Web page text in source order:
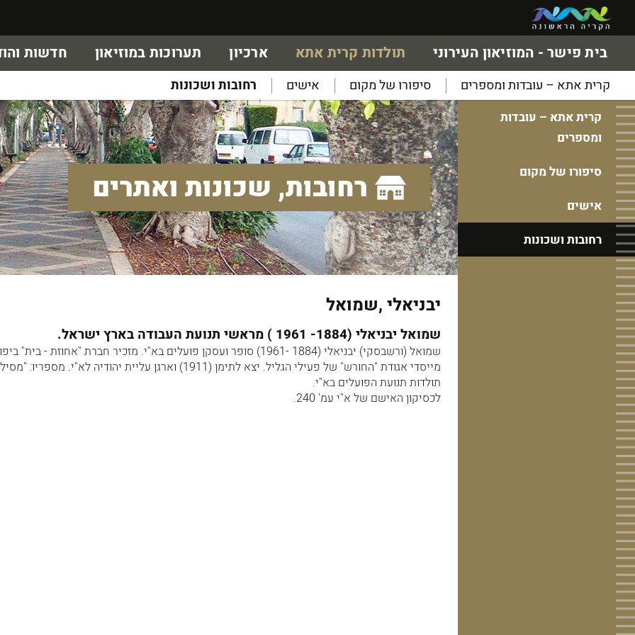
בית פישר - המוזיאון העירוני תולדות קרית אתא
קרית אתא – עובדות ומספרים סיפורו של מקום אישים רחובות ושכונות
ארכיון תערוכות במוזיאון חדשות
קרית אתא – עובדות
ומספרים
סיפורו של מקום
אישים
רחובות ושכונות
רחובות, שכונות ואתרים
יבניאלי ,שמואל
שמואל יבניאלי (1884- 1961 ) מראשי תנועת העבודה בארץ ישראל.
שמואל (ורשבסקי) יבניאלי (1884 -1961) סופר ועסקן פועלים בא"י. מזכיר חברת "אחוזת - בית"
מייסדי אגודת "החורש" של פעילי הגליל. יצא לתימן (1911) וארגן עליית יהודיה לא"י.
תולדות תנועת הפועלים בא"י.
לכסיקון האישם של א"י עמ' 240.